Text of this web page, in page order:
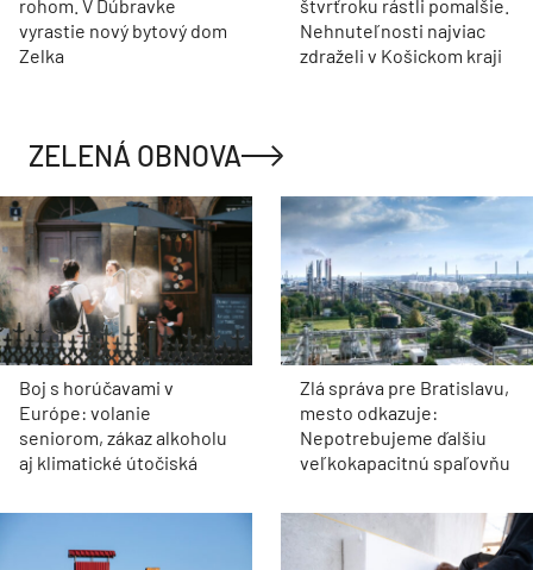
rohom. V Dúbravke
vyrastie nový bytový dom
Zelka
štvrťroku rástli pomalšie.
Nehnuteľnosti najviac
zdraželi v Košickom kraji
ZELENÁ OBNOVA
Boj s horúčavami v
Európe: volanie
seniorom, zákaz alkoholu
aj klimatické útočiská
Zlá správa pre Bratislavu,
mesto odkazuje:
Nepotrebujeme ďalšiu
veľkokapacitnú spaľovňu